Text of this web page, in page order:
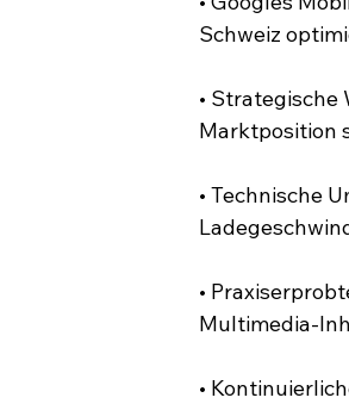
Schweiz
•
Marktposition
• Technische
•
Multimedia-
•